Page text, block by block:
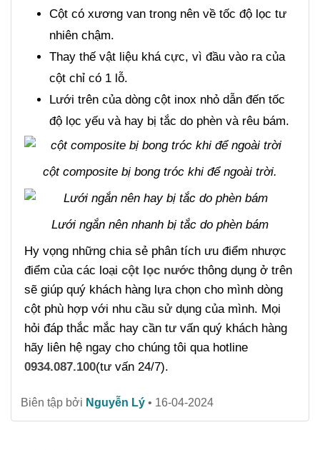
Cột có xương van trong nên về tốc độ lọc tư
nhiên chậm.
Thay thế vật liệu khá cực, vì đầu vào ra của
cột chỉ có 1 lỗ.
Lưới trên của dòng cột inox nhỏ dẫn đến tốc
độ lọc yếu và hay bị tắc do phèn và rêu bám.
cột composite bị bong tróc khi để ngoài trời.
Lưới ngắn nên nhanh bị tắc do phèn bám
Hy vọng những chia sẻ phân tích ưu điểm nhược
điểm của các loại cột lọc nước thông dụng ở trên
sẽ giúp quý khách hàng lựa chọn cho mình dòng
cột phù hợp với nhu cầu sử dụng của mình. Mọi
hỏi đáp thắc mắc hay cần tư vấn quý khách hàng
hãy liên hệ ngay cho chúng tôi qua hotline
0934.087.100(tư vấn 24/7).
Biên tập bởi Nguyễn Lý • 16-04-2024